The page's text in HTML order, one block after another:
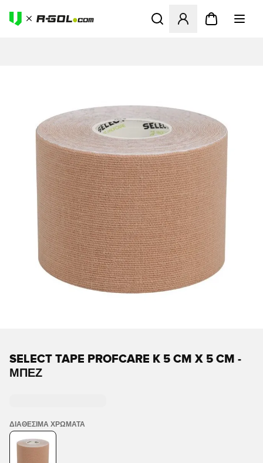
Ανοίγει ένα Modal για να
SELECT TAPE PROFCARE K 5 CM X 5 CM -
ΜΠΕΖ
ΔΙΑΘΈΣΙΜΑ ΧΡΏΜΑΤΑ